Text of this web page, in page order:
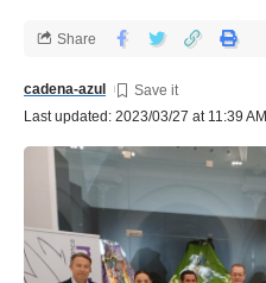
Last updated: 2023/03/27 at 11:39 AM
cadena-azul
Share